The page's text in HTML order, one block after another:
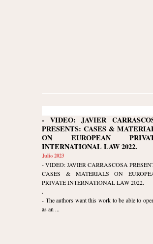
- VIDEO: JAVIER
PRESENTS: CASES &
ON EUROPEAN
INTERNATIONAL LAW 2022.
Julio 2023
- VIDEO: JAVIER CARRASCOSA
CASES & MATERIALS ON
PRIVATE INTERNATIONAL LAW 2022.
.
- The authors want this work to be able to
as an ...